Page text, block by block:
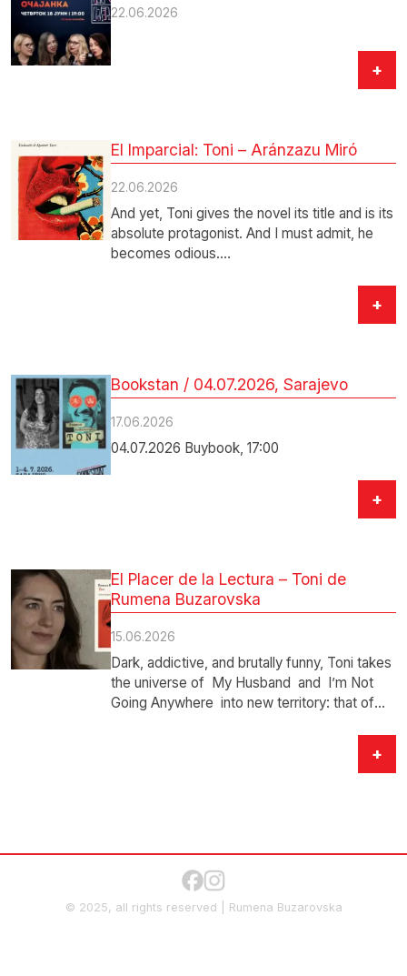
22.06.2026
+
El Imparcial: Toni – Aránzazu Miró
22.06.2026
And yet, Toni gives the novel its title and is its
absolute protagonist. And I must admit, he
becomes odious.…
+
Bookstan / 04.07.2026, Sarajevo
17.06.2026
04.07.2026 Buybook, 17:00
+
El Placer de la Lectura – Toni de
Rumena Buzarovska
15.06.2026
Dark, addictive, and brutally funny, Toni takes
the universe of My Husband and I’m Not
Going Anywhere into new territory: that of
+
© 2025, all rights reserved | Rumena Buzarovska